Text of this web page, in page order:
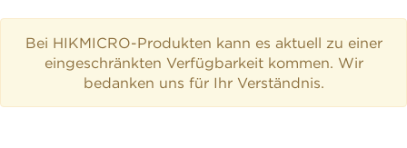
Bei HIKMICRO-Produkten kann es aktuell zu einer
eingeschränkten Verfügbarkeit kommen. Wir
bedanken uns für Ihr Verständnis.